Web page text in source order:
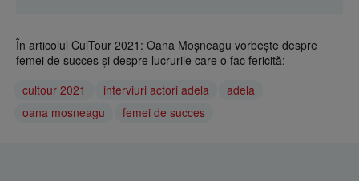
În articolul CulTour 2021: Oana Moșneagu vorbește despre
femei de succes și despre lucrurile care o fac fericită:
cultour 2021
interviuri actori adela
adela
oana mosneagu
femei de succes